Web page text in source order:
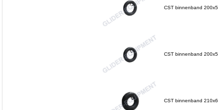
CST binnenband
CST binnenband
CST binnenband